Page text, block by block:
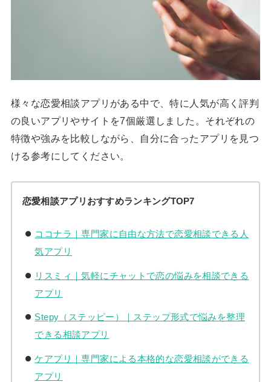
様々な恋愛相談アプリがある中で、特に人気が高く評判
の良いアプリやサイトを7個厳選しました。それぞれの
特徴や強みを比較しながら、自分に合ったアプリを見つ
ける参考にしてください。
恋愛相談アプリおすすめランキングTOP7
ココナラ｜専門家に自由な方法で恋愛相談できる人
気アプリ
リスミィ｜気軽にチャットで恋の悩みを相談できる
アプリ
Stepy（ステッピー）｜ステップ形式で悩みを整理
できる相談アプリ
ケアプリ｜専門家による本格的な恋愛相談ができる
アプリ